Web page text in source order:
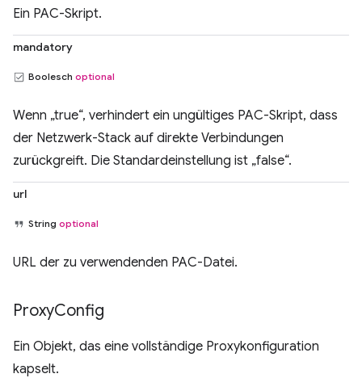
Ein PAC-Skript.
mandatory
Boolesch optional
Wenn „true“, verhindert ein ungültiges PAC-Skript, dass
der Netzwerk-Stack auf direkte Verbindungen
zurückgreift. Die Standardeinstellung ist „false“.
url
String optional
URL der zu verwendenden PAC-Datei.
ProxyConfig
Ein Objekt, das eine vollständige Proxykonfiguration
kapselt.